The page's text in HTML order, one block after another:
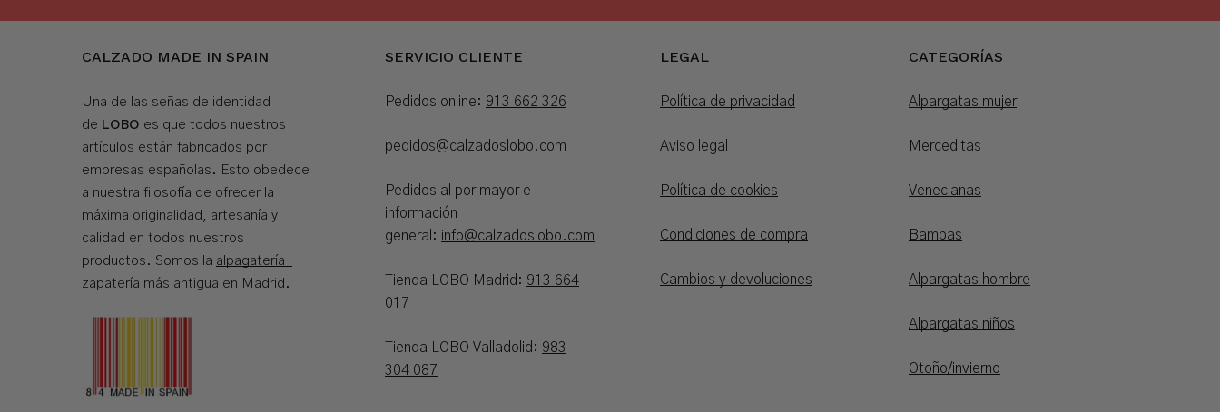
CALZADO MADE IN SPAIN
Una de las señas de identidad
de LOBO es que todos nuestros
artículos están fabricados por
empresas españolas. Esto obedece
a nuestra filosofía de ofrecer la
máxima originalidad, artesanía y
calidad en todos nuestros
productos. Somos la alpagatería-
zapatería más antigua en Madrid .
SERVICIO CLIENTE
Pedidos online: 913 662 326
pedidos@calzadoslobo.com
Pedidos al por mayor e
información
general: info@calzadoslobo.com
Tienda LOBO Madrid: 913 664
017
Tienda LOBO Valladolid: 983
304 087
LEGAL
Política de privacidad
Aviso legal
Política de cookies
Condiciones de compra
Cambios y devoluciones
CATEGORÍAS
Alpargatas mujer
Merceditas
Venecianas
Bambas
Alpargatas hombre
Alpargatas niños
Otoño/invierno